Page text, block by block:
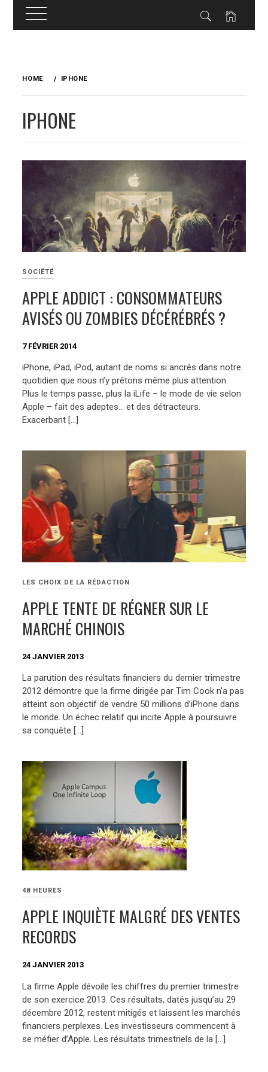
HOME IPHONE
IPHONE
SOCIÉTÉ
APPLE ADDICT : CONSOMMATEURS
AVISÉS OU ZOMBIES DÉCÉRÉBRÉS ?
7 FÉVRIER 2014
iPhone, iPad, iPod, autant de noms si ancrés dans notre
quotidien que nous n’y prêtons même plus attention.
Plus le temps passe, plus la iLife – le mode de vie selon
Apple – fait des adeptes… et des détracteurs.
Exacerbant […]
LES CHOIX DE LA RÉDACTION
APPLE TENTE DE RÉGNER SUR LE
MARCHÉ CHINOIS
24 JANVIER 2013
La parution des résultats financiers du dernier trimestre
2012 démontre que la firme dirigée par Tim Cook n’a pas
atteint son objectif de vendre 50 millions d’iPhone dans
le monde. Un échec relatif qui incite Apple à poursuivre
sa conquête […]
48 HEURES
APPLE INQUIÈTE MALGRÉ DES VENTES
RECORDS
24 JANVIER 2013
La firme Apple dévoile les chiffres du premier trimestre
de son exercice 2013. Ces résultats, datés jusqu’au 29
décembre 2012, restent mitigés et laissent les marchés
financiers perplexes. Les investisseurs commencent à
se méfier d’Apple. Les résultats trimestriels de la […]